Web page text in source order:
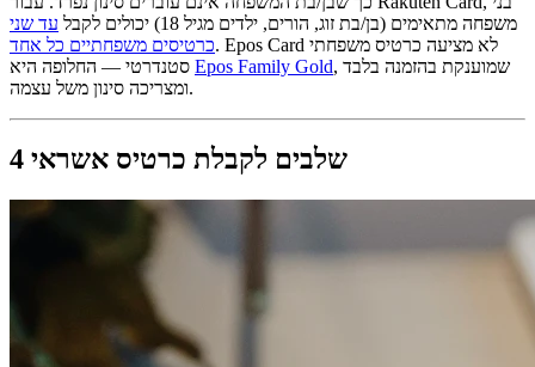
משפחה מתאימים (בן/בת זוג, הורים, ילדים מגיל 18) יכולים לקבל
עד שני
כרטיסים משפחתיים כל אחד. Epos Card לא מציעה כרטיס משפחתי
Epos Family Gold, שמוענקת בהזמנה בלבד
ומצריכה סינון משל עצמה.
4 שלבים לקבלת כרטיס אשראי